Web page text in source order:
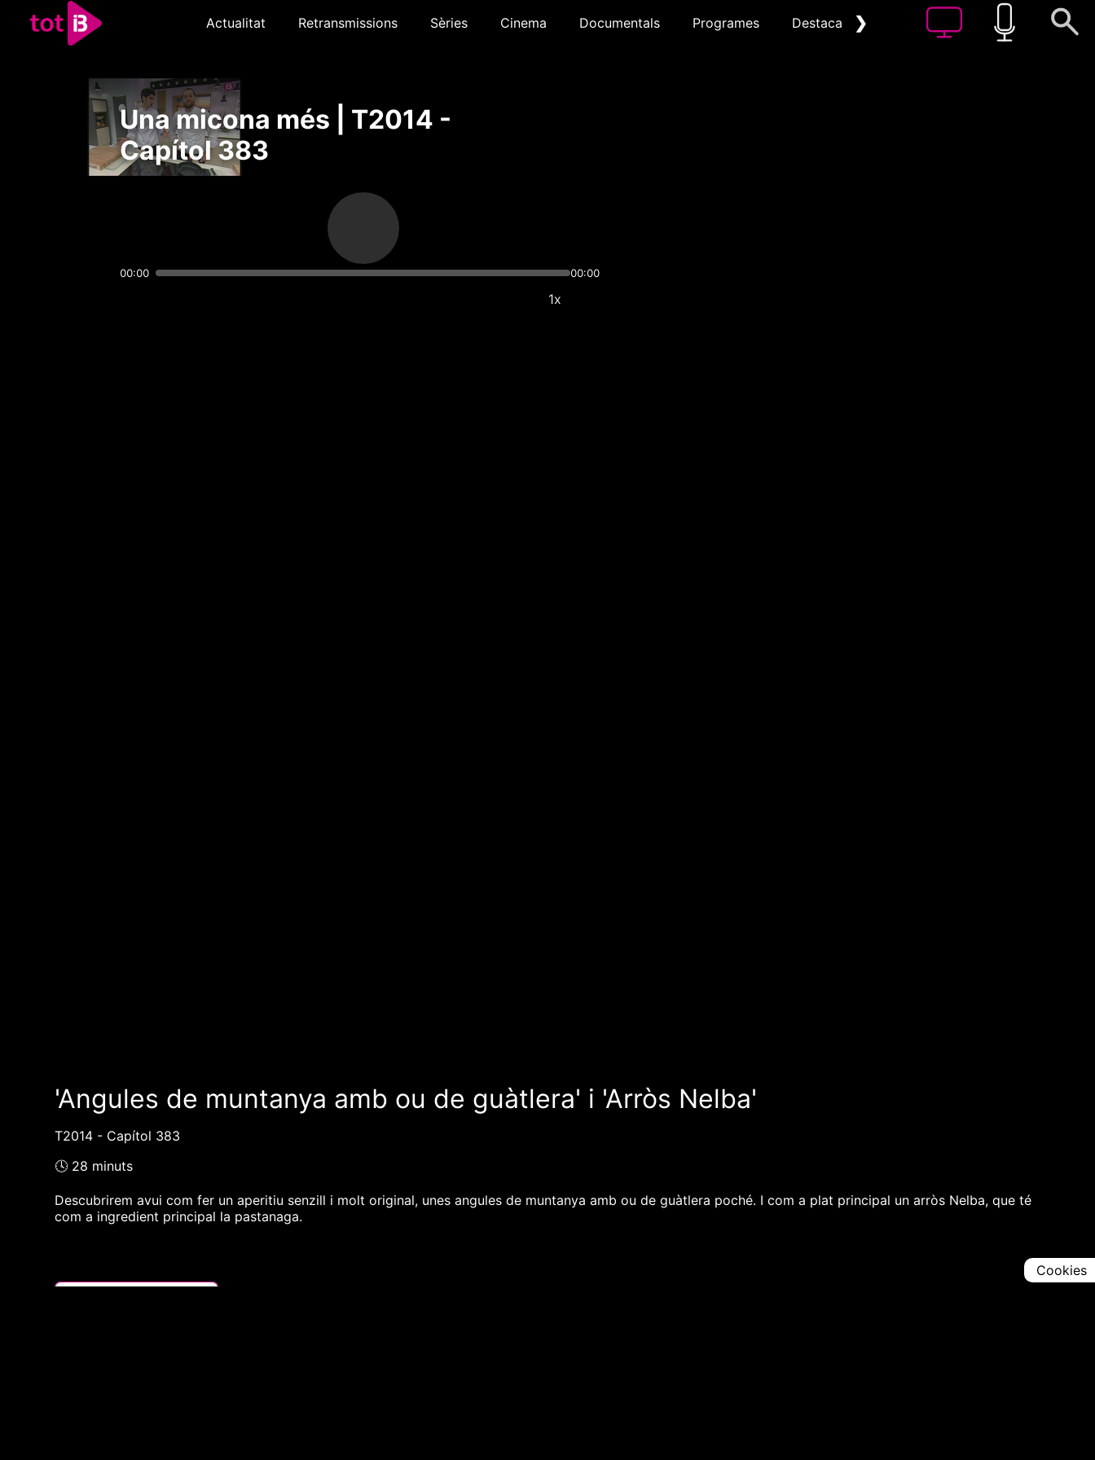
Actualitat Retransmissions Sèries Cinema Documentals Programes Destacat ❯
Una micona més | T2014 -
Capítol 383
00:00 00:00
1x
'Angules de muntanya amb ou de guàtlera' i 'Arròs Nelba'
T2014 - Capítol 383
🕓 28 minuts
Descubrirem avui com fer un aperitiu senzill i molt original, unes angules de muntanya amb ou de guàtlera poché. I com a plat principal un arròs Nelba, que té
com a ingredient principal la pastanaga.
Cookies